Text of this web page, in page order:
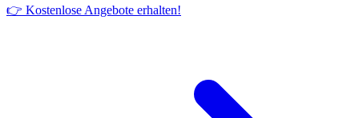
👉 Kostenlose Angebote erhalten!